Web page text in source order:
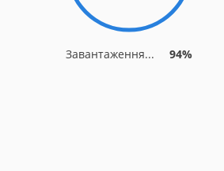
Завантаження... 94%